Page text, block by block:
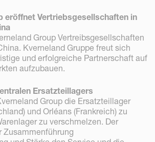
eröffnet Vertriebsgesellschaften in
Group Vertreibsgesellschaften
Kverneland Gruppe freut sich
und erfolgreiche Partnerschaft auf
aufzubauen.
Ersatzteillagers
Group die Ersatzteillager
und Orléans (Frankreich) zu
zu verschmelzen. Der
Zusammenführung